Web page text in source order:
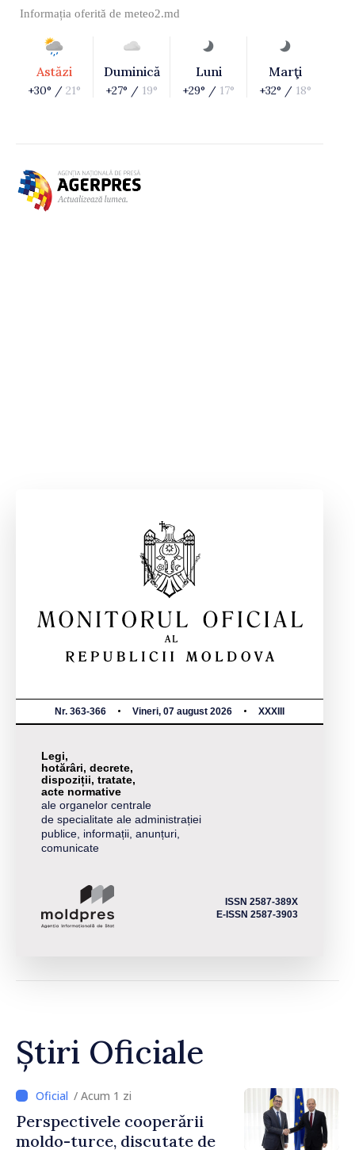
Informația oferită de meteo2.md
Astăzi
+30° / 21°
Duminică
+27° / 19°
Luni
+29° / 17°
Marţi
+32° / 18°
Nr. 363-366 Vineri, 07 august 2026 XXXIII
Legi,
hotărâri, decrete,
dispoziții, tratate,
acte normative
ale organelor centrale
de specialitate ale administrației
publice, informații, anunțuri,
comunicate
ISSN 2587-389X
E-ISSN 2587-3903
Știri Oficiale
/ Acum 1 zi
Perspectivele cooperării
moldo-turce, discutate de